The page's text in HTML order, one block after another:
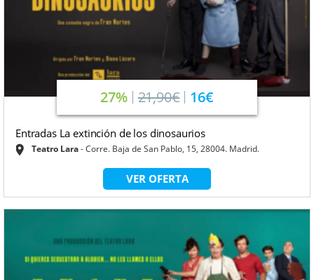
27% 21,90€ 16€
Entradas La extinción de los dinosaurios
Teatro Lara Corre. Baja de San Pablo, 15, 28004. Madrid.
VER OFERTA